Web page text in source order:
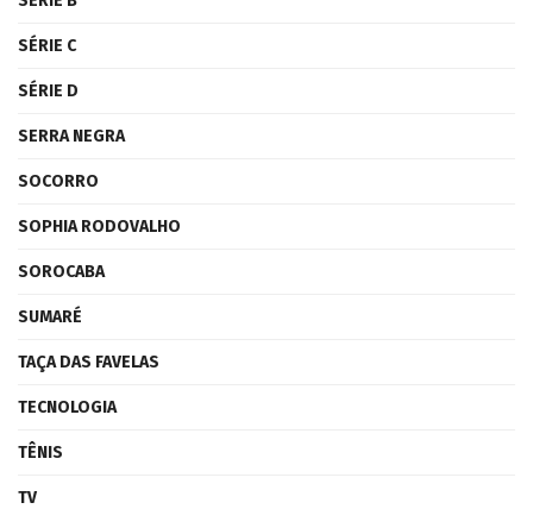
SÉRIE C
SÉRIE D
SERRA NEGRA
SOCORRO
SOPHIA RODOVALHO
SOROCABA
SUMARÉ
TAÇA DAS FAVELAS
TECNOLOGIA
TÊNIS
TV